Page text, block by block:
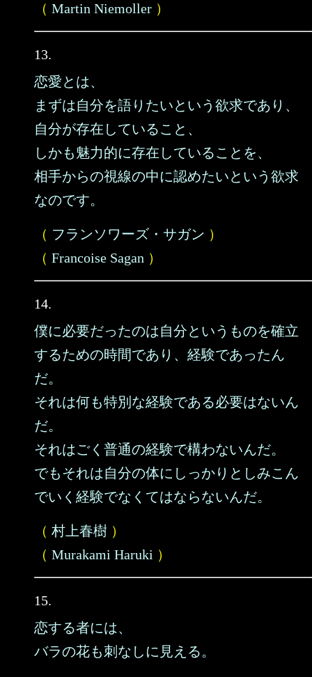
（ Martin Niemoller ）
13.
恋愛とは、
まずは自分を語りたいという欲求であり、
自分が存在していること、
しかも魅力的に存在していることを、
相手からの視線の中に認めたいという欲求
なのです。
（ フランソワーズ・サガン ）
（ Francoise Sagan ）
14.
僕に必要だったのは自分というものを確立
するための時間であり、経験であったん
だ。
それは何も特別な経験である必要はないん
だ。
それはごく普通の経験で構わないんだ。
でもそれは自分の体にしっかりとしみこん
でいく経験でなくてはならないんだ。
（ 村上春樹 ）
（ Murakami Haruki ）
15.
恋する者には、
バラの花も刺なしに見える。